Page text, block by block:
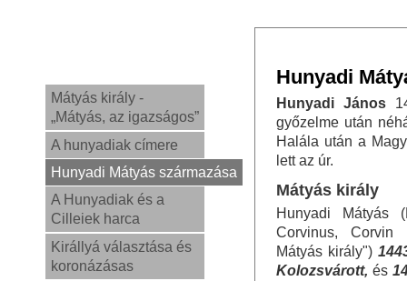
Mátyás király -
„Mátyás, az igazságos”
A hunyadiak címere
Hunyadi Mátyás származása
A Hunyadiak és a
Cilleiek harca
Királlyá választása és
koronázásas
Hunyadi
Hunyadi János
győzelme után
Halála után a
lett az úr.
Mátyás király
Hunyadi Mátyás
Corvinus, Corvin
Mátyás király")
Kolozsvárott, és